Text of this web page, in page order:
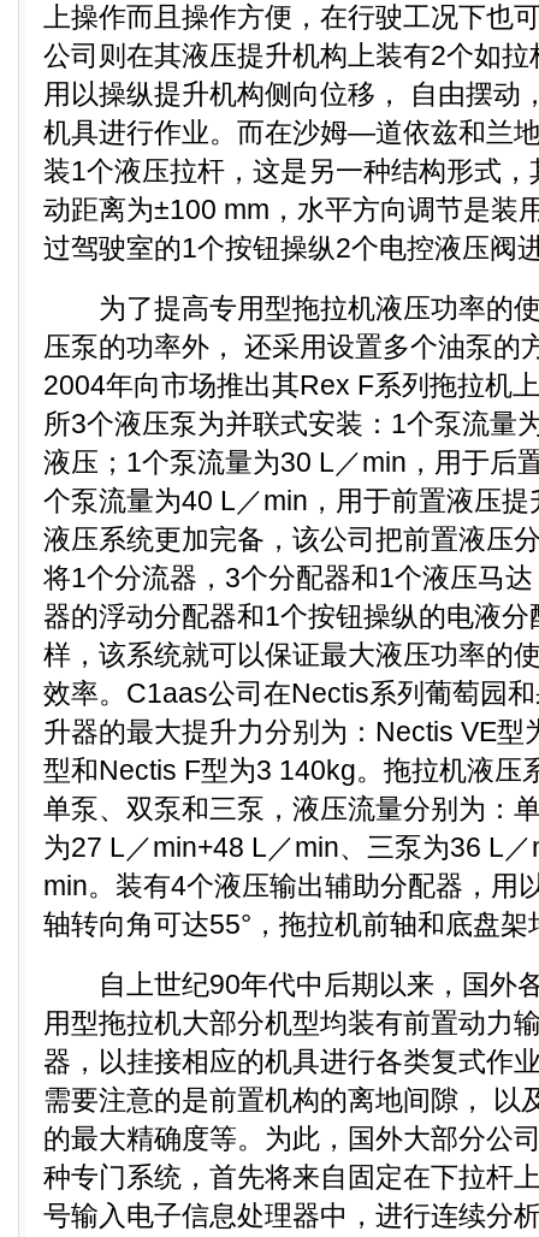
上操作而且操作方便，在行驶工况下也
公司则在其液压提升机构上装有2个如
用以操纵提升机构侧向位移， 自由摆动
机具进行作业。而在沙姆—道依兹和兰
装1个液压拉杆，这是另一种结构形式
动距离为±100 mm，水平方向调节是装
过驾驶室的1个按钮操纵2个电控液压阀
为了提高专用型拖拉机液压功率的使
压泵的功率外， 还采用设置多个油泵的
2004年向市场推出其Rex F系列拖拉机
所3个液压泵为并联式安装：1个泵流量
液压；1个泵流量为30 L／min，用于后
个泵流量为40 L／min，用于前置液压
液压系统更加完备，该公司把前置液压
将1个分流器，3个分配器和1个液压马
器的浮动分配器和1个按钮操纵的电液
样，该系统就可以保证最大液压功率的
效率。C1aas公司在Nectis系列葡萄园
升器的最大提升力分别为：Nectis VE型
型和Nectis F型为3 140kg。拖拉机液压
单泵、双泵和三泵，液压流量分别为：
为27 L／min+48 L／min、三泵为36 L
min。装有4个液压输出辅助分配器，用
轴转向角可达55°，拖拉机前轴和底盘
自上世纪90年代中后期以来，国外
用型拖拉机大部分机型均装有前置动力
器，以挂接相应的机具进行各类复式作
需要注意的是前置机构的离地间隙， 以
的最大精确度等。为此，国外大部分公
种专门系统，首先将来自固定在下拉杆
号输入电子信息处理器中，进行连续分